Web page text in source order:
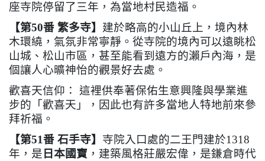
座寺院停留了三年，為當地村民造福。
【第50番 繁多寺】 建於略高的小山丘上，境內林
木環繞，氣氛非常寧靜。從寺院的境內可以遠眺松
山城、松山市區，甚至能看到遠方的瀨戶內海，是
個讓人心曠神怡的觀景好去處。
歡喜天信仰： 這裡供奉著保佑生意興隆與學業進
步的「歡喜天」，因此也有許多當地人特地前來參
拜祈福。
【第51番 石手寺】 寺院入口處的二王門建於1318
年，是 日本國寶 ，建築風格莊嚴宏偉，是鎌倉時代